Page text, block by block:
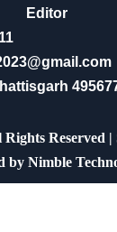
Editor
Reserved
by Nimble